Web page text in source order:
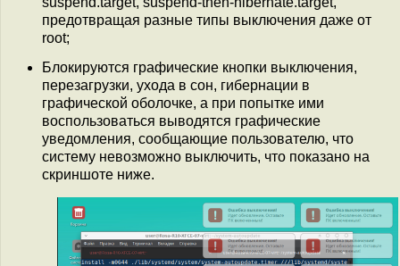
предотвращая разные типы выключения даже от
root;
Блокируются графические кнопки выключения,
перезагрузки, ухода в сон, гибернации в
графической оболочке, а при попытке ими
воспользоваться выводятся графические
уведомления, сообщающие пользователю, что
систему невозможно выключить, что показано на
скриншоте ниже.